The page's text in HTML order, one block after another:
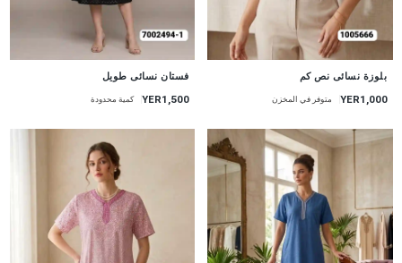
بلوزة نسائى نص كم
YER1,000 متوفر في المخزن
فستان نسائى طويل
YER1,500 كمية محدودة